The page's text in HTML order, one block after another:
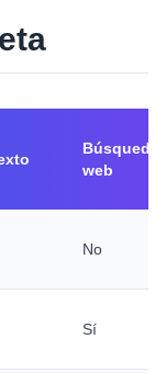
Búsqueda
web
No
Sí